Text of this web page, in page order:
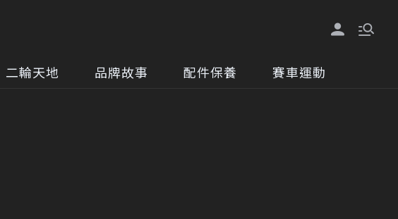
二輪天地 品牌故事 配件保養 賽車運動